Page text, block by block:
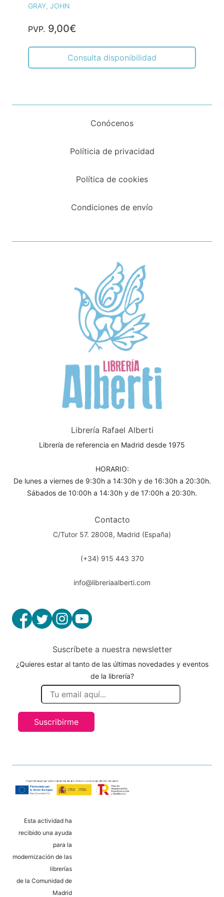
GRAY, JOHN
PVP. 9,00€
Consulta disponibilidad
Conócenos
Políticia de privacidad
Política de cookies
Condiciones de envío
Librería Rafael Alberti
Librería de referencia en Madrid desde 1975
HORARIO:
De lunes a viernes de 9:30h a 14:30h y de 16:30h a 20:30h.
Sábados de 10:00h a 14:30h y de 17:00h a 20:30h.
Contacto
C/Tutor 57. 28008, Madrid (España)
(+34) 915 443 370
info@libreriaalberti.com
Suscríbete a nuestra newsletter
¿Quieres estar al tanto de las últimas novedades y eventos
de la librería?
Suscribirme
Esta actividad ha
recibido una ayuda
para la
modernización de las
librerías
de la Comunidad de
Madrid